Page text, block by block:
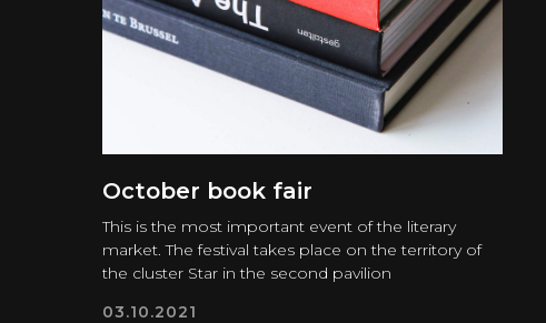
October book fair
This is the most important event of the literary
market. The festival takes place on the territory of
the cluster Star in the second pavilion
03.10.2021